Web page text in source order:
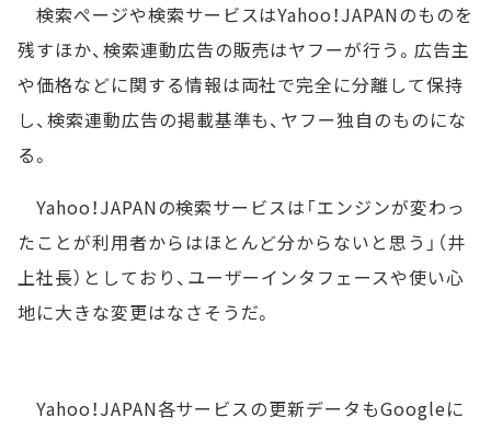
検索ぺージや検索サービスはYahoo！JAPANのものを
残すほか、検索連動広告の販売はヤフーが行う。広告主
や価格などに関する情報は両社で完全に分離して保持
し、検索連動広告の掲載基準も、ヤフー独自のものにな
る。
Yahoo！JAPANの検索サービスは「エンジンが変わっ
たことが利用者からはほとんど分からないと思う」（井
上社長）としており、ユーザーインタフェースや使い心
地に大きな変更はなさそうだ。
Yahoo！JAPAN各サービスの更新データもGoogleに